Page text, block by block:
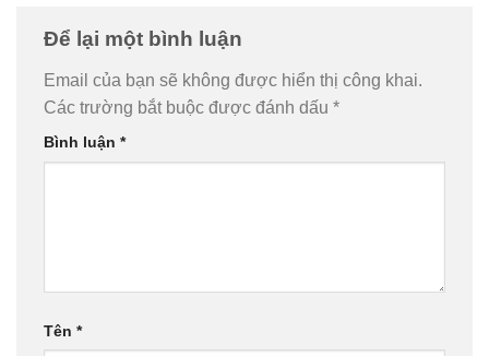
Để lại một bình luận
Email của bạn sẽ không được hiển thị công khai.
Các trường bắt buộc được đánh dấu *
Bình luận *
Tên *